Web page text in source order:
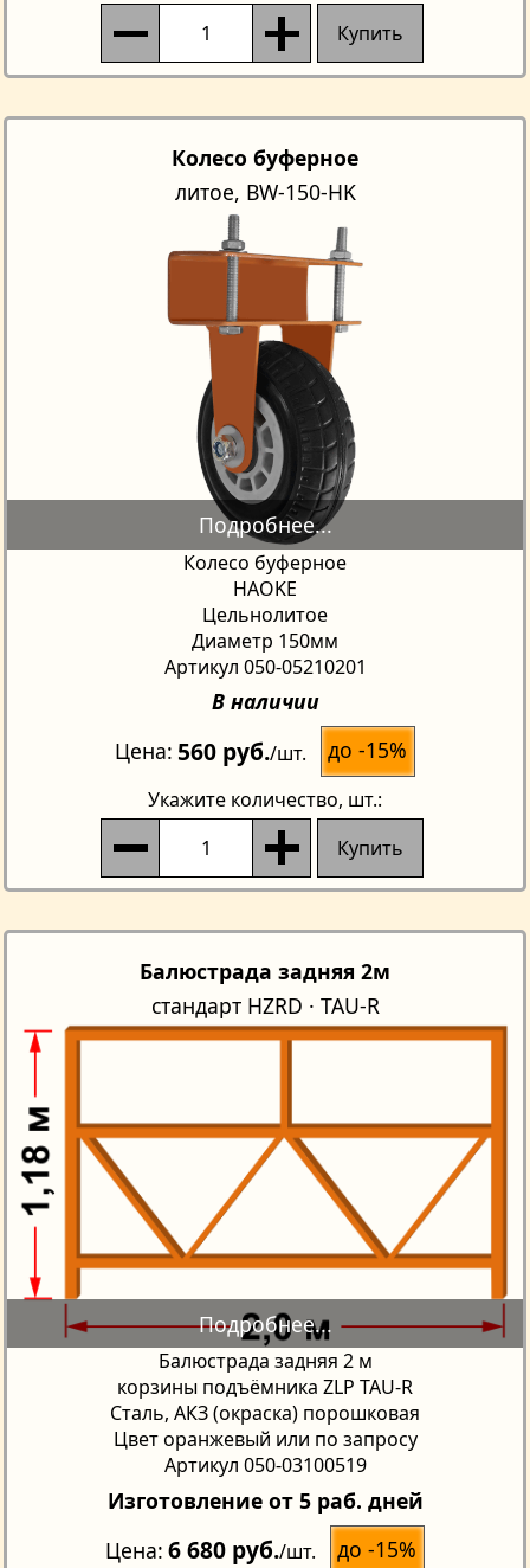
Купить
Колесо буферное
литое, BW-150-HK
Колесо буферное
HAOKE
Цельнолитое
Диаметр 150мм
Артикул 050-05210201
В наличии
Цена 560 руб./шт. до -15%
Укажите количество, шт.:
Купить
Балюстрада задняя 2м
стандарт HZRD · TAU-R
Балюстрада задняя 2 м
корзины подъёмника ZLP TAU-R
Сталь, АКЗ (окраска) порошковая
Цвет оранжевый или по запросу
Артикул 050-03100519
Изготовление от 5 раб. дней
Цена 6 680 руб./шт. до -15%